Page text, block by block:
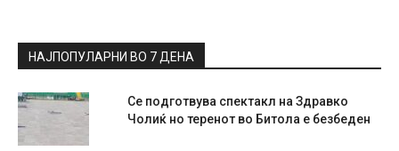
НАЈПОПУЛАРНИ ВО 7 ДЕНА
Се подготвува спектакл на Здравко
Чолиќ но теренот во Битола е безбеден